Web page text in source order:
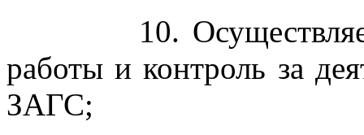
10. Осуществляет
работы и контроль за
ЗАГС;